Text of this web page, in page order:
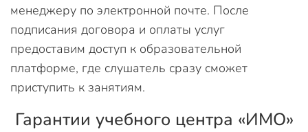
менеджеру по электронной почте. После
подписания договора и оплаты услуг
предоставим доступ к образовательной
платформе, где слушатель сразу сможет
приступить к занятиям.
Гарантии учебного центра «ИМО»